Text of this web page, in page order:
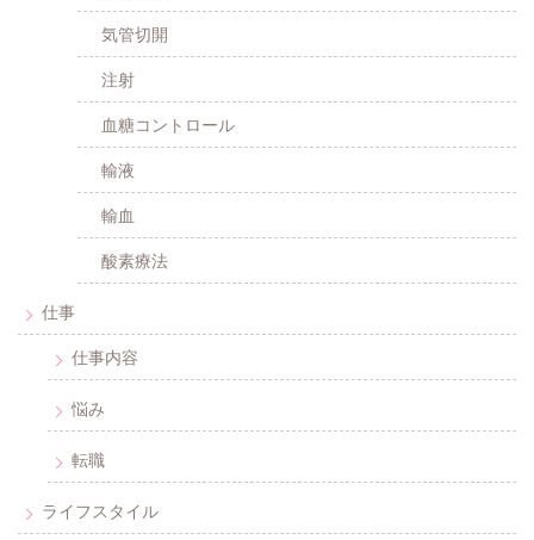
気管切開
注射
血糖コントロール
輸液
輸血
酸素療法
仕事
仕事内容
悩み
転職
ライフスタイル